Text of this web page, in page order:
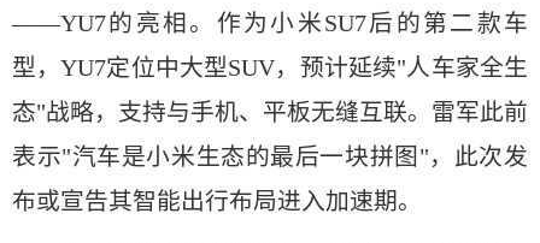
——YU7的亮相。作为小米SU7后的第二款车
型，YU7定位中大型SUV，预计延续"人车家全生
态"战略，支持与手机、平板无缝互联。雷军此前
表示"汽车是小米生态的最后一块拼图"，此次发
布或宣告其智能出行布局进入加速期。